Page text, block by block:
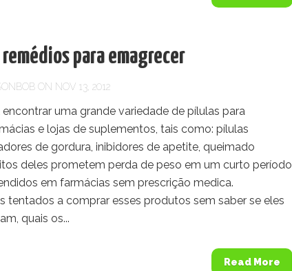
para emagrecer
ON NOV 13, 2012
uma grande variedade de pílulas para
e lojas de suplementos, tais como: pílulas
de gordura, inibidores de apetite, queimado
deles prometem perda de peso em um curto período
em farmácias sem prescrição medica.
tentados a comprar esses produtos sem saber se eles
quais os...
Read More